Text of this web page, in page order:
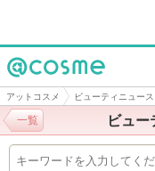
@cosme
アットコスメ ビューティニュース
ビュー
一覧